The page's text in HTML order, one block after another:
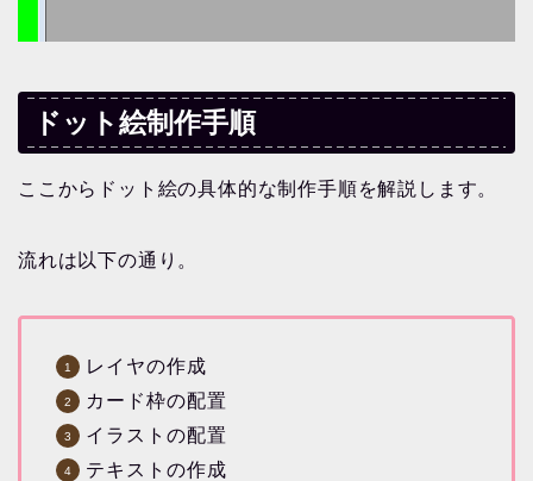
ドット絵制作手順
ここからドット絵の具体的な制作手順を解説します。
流れは以下の通り。
レイヤの作成
カード枠の配置
イラストの配置
テキストの作成